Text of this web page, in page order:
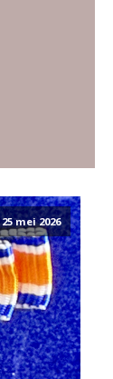
25 mei 2026